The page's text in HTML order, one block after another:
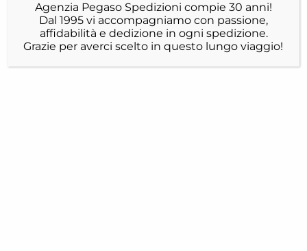
Agenzia Pegaso Spedizioni compie 30 anni!
Dal 1995 vi accompagniamo con passione,
affidabilità e dedizione in ogni spedizione.
Grazie per averci scelto in questo lungo viaggio!